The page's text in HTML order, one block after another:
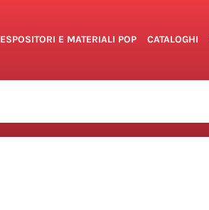
ESPOSITORI E MATERIALI POP CATALOGHI